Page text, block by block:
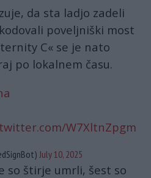
da sta ladjo zadeli
poveljniški most
C« se je nato
po lokalnem času.
W7XltnZpgm
July 10, 2025
so štirje umrli, šest so